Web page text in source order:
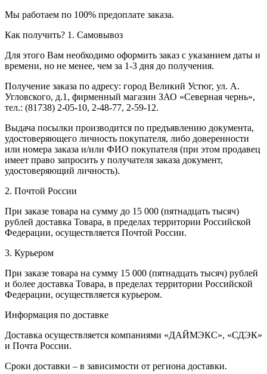
Мы работаем по 100% предоплате заказа.
Как получить? 1. Самовывоз
Для этого Вам необходимо оформить заказ с указанием даты и
времени, но не менее, чем за 1-3 дня до получения.
Получение заказа по адресу: город Великий Устюг, ул. А.
Угловского, д.1, фирменный магазин ЗАО «Северная чернь»,
тел.: (81738) 2-05-10, 2-48-77, 2-59-12.
Выдача посылки производится по предъявлению документа,
удостоверяющего личность покупателя, либо доверенности
или номера заказа и/или ФИО покупателя (при этом продавец
имеет право запросить у получателя заказа документ,
удостоверяющий личность).
2. Почтой России
При заказе товара на сумму до 15 000 (пятнадцать тысяч)
рублей доставка Товара, в пределах территории Российской
Федерации, осуществляется Почтой России.
3. Курьером
При заказе товара на сумму 15 000 (пятнадцать тысяч) рублей
и более доставка Товара, в пределах территории Российской
Федерации, осуществляется курьером.
Информация по доставке
Доставка осуществляется компаниями «ДАЙМЭКС», «СДЭК»
и Почта России.
Сроки доставки – в зависимости от региона доставки.